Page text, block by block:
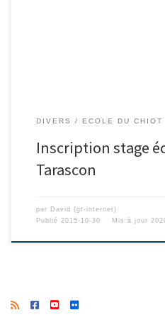
DIVERS ECOLE DU CHIOT
Inscription stage
Tarascon
par David (gt-internet)
Publié 2015-10-30 Mis à jour